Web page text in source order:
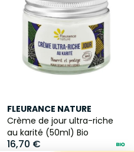
FLEURANCE NATURE
Crème de jour ultra-riche
au karité (50ml) Bio
16,70 €